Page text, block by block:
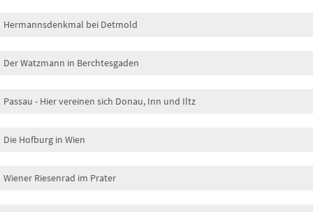
Hermannsdenkmal bei Detmold
Der Watzmann in Berchtesgaden
Passau - Hier vereinen sich Donau, Inn und Iltz
Die Hofburg in Wien
Wiener Riesenrad im Prater